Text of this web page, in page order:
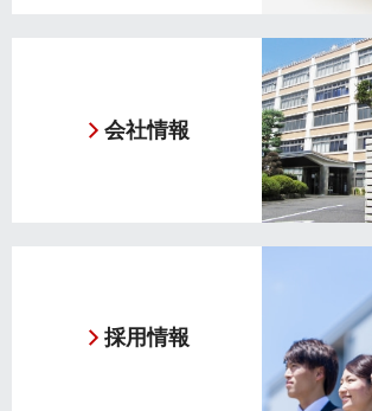
会社情報
採用情報